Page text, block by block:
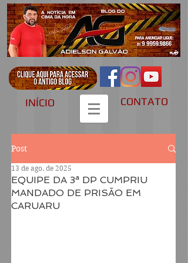
INÍCIO CONTATO
Post
EQUIPE DA 3ª DP CUMPRIU
MANDADO DE PRISÃO EM
CARUARU
13 de ago. de 2025